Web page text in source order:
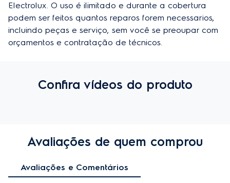
Electrolux. O uso é ilimitado e durante a cobertura
podem ser feitos quantos reparos forem necessarios,
incluindo peças e serviço, sem você se preoupar com
orçamentos e contratação de técnicos.
Confira vídeos do produto
Avaliações de quem comprou
Avaliações e Comentários